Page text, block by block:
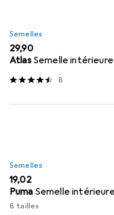
Semelles
EUR
29,90
Atlas Semelle
8
Semelles
EUR
19,02
Puma Semelle
8 tailles